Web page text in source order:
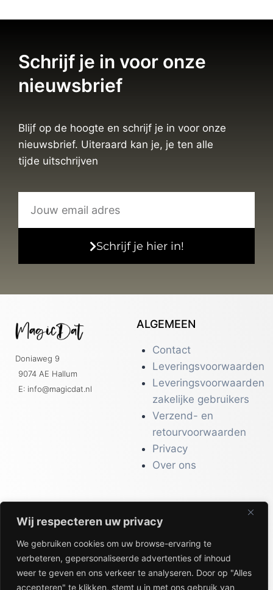
Wij respecteren uw privacy
We gebruiken cookies om uw browse-ervaring te
verbeteren, gepersonaliseerde advertenties of inhoud
weer te geven en ons verkeer te analyseren. Door op "Alles
accepteren" te klikken, stemt u in met ons gebruik van
Schrijf je in voor onze
nieuwsbrief
Blijf op de hoogte en schrijf je in voor onze
nieuwsbrief. Uiteraard kan je, je ten alle
tijde uitschrijven
Schrijf je hier in!
Doniaweg 9
9074 AE Hallum
E: info@magicdat.nl
ALGEMEEN
Contact
Leveringsvoorwaarden
Leveringsvoorwaarden
zakelijke gebruikers
Verzend- en
retourvoorwaarden
Privacy
Over ons
CATALOGI
Workwear &
Veiligheid
Kantoor & Receptie